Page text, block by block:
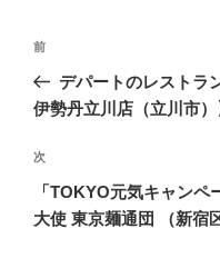
投
ナ
ゲ
ー
シ
前
の
投
前
デパートのレストラ
伊勢丹立川店（立川市）
次
の
投
次
「TOKYO元気キャン
大使 東京麺通団 （新宿